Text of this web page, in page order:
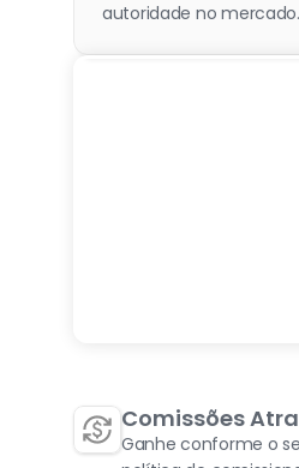
autoridade no mercado.
da
MarQ HR?
Comissões
Ganhe conforme o